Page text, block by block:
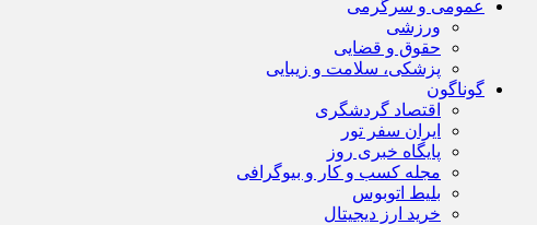
عمومی و سرگرمی
ورزشی
حقوق و قضایی
پزشکی، سلامت و زیبایی
گوناگون
اقتصاد گردشگری
ایران سفر تور
پایگاه خبری روز
مجله کسب و کار و بیوگرافی
بلیط اتوبوس
خرید ارز دیجیتال